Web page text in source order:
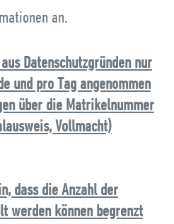
an.
Datenschutzgründen nur
und pro Tag angenommen
über die Matrikelnummer
Vollmacht)
dass die Anzahl der
werden können begrenzt